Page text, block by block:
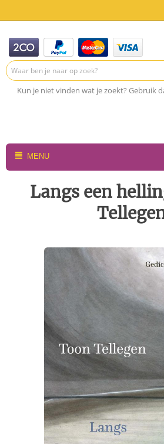
Kun je niet vinden wat je zoekt? Gebruik
MENU
Langs een